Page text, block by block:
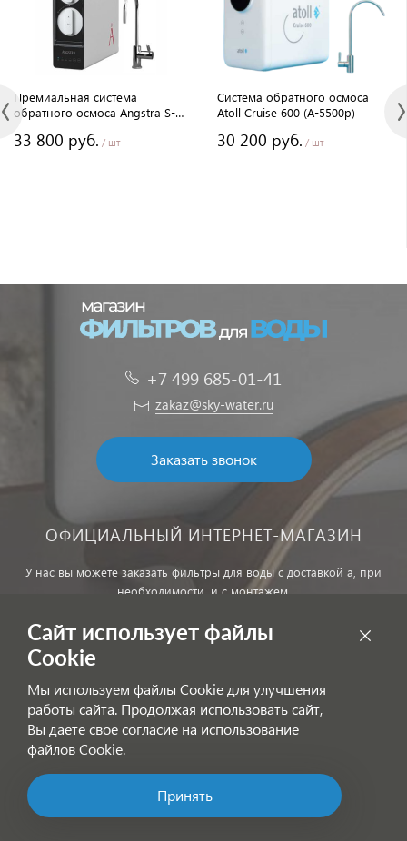
Премиальная система
обратного осмоса Angstra S-
33 800 руб. / шт
Система обратного осмоса
Atoll Cruise 600 (A-5500p)
30 200 руб. / шт
+7 499 685-01-41
zakaz@sky-water.ru
Заказать звонок
ОФИЦИАЛЬНЫЙ ИНТЕРНЕТ-МАГАЗИН
У нас вы можете заказать фильтры для воды с доставкой а, при
необходимости, и с монтажем.
офертой!
Согласие на получение информационных рассылок
Позвоните нам!
Сайт использует файлы
Cookie
Мы используем файлы Cookie для улучшения
работы сайта. Продолжая использовать сайт,
Вы даете свое согласие на использование
файлов Cookie.
Принять